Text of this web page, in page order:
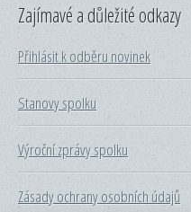
Zajímavé a důležité odkazy
Přihlásit k odběru novinek
Stanovy spolku
Výroční zprávy spolku
Zásady ochrany osobních údajů